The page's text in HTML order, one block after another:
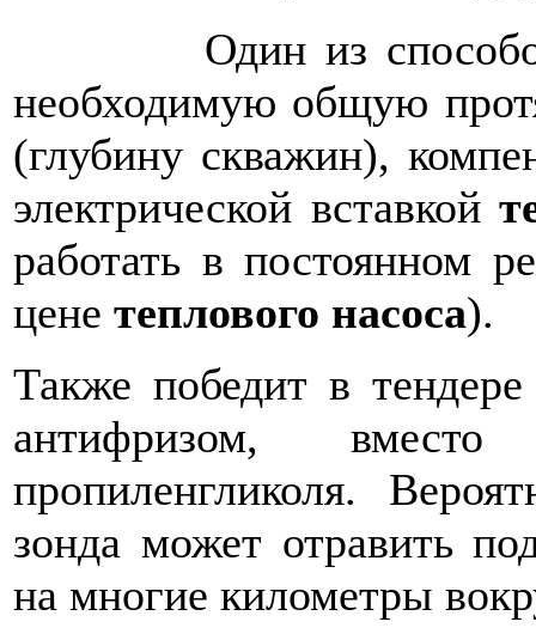
Один из
необходимую общую
(глубину скважин),
электрической вставкой
работать в постоянном
цене теплового насоса).
Также победит в
антифризом, вместо
пропиленгликоля.
зонда может отравить
на многие километры